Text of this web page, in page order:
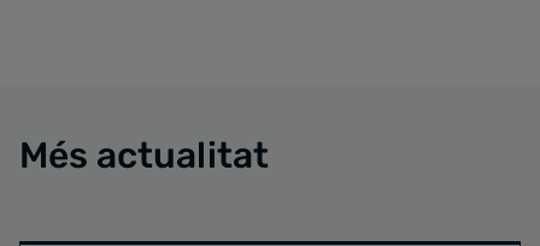
Més actualitat